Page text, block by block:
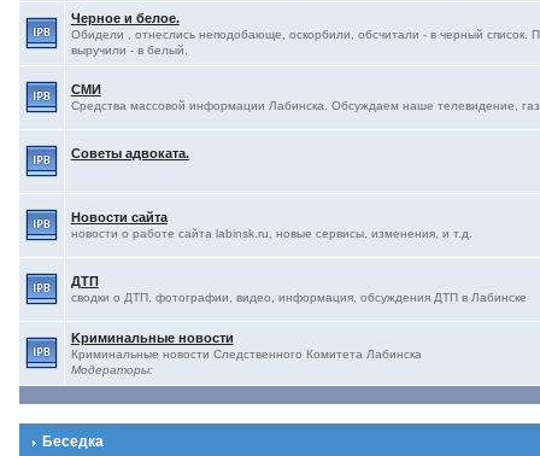
Черное и белое.
Обидели , отнеслись неподобающе, оскорбили, обсчитали - в черный список.
выручили - в белый.
СМИ
Средства массовой информации Лабинска. Обсуждаем наше телевидение,
Советы адвоката.
Новости сайта
новости о работе сайта labinsk.ru, новые сервисы, изменения, и т.д.
ДТП
сводки о ДТП, фотографии, видео, информация, обсуждения ДТП в Лабинске
Kриминальные новости
Криминальные новости Следственного Комитета Лабинска
Модераторы:
Беседка